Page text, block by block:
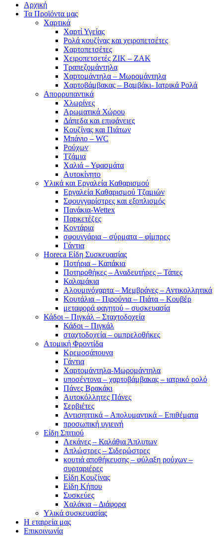
Αρχική
Τα Προϊόντα μας
Χαρτικά
Χαρτί Υγείας
Ρολά κουζίνας και χειροπετσέτες
Χαρτοπετσέτες
Χειροπετσετές ΖΙΚ – ΖΑΚ
Τραπεζομάντηλα
Χαρτομάντηλα – Μωρομάντηλα
Χαρτοβάμβακας – Βαμβάκι- Ιατρικά Ρολά
Απορρυπαντικά
Χλωρίνες
Αρωματικά Χώρου
Δάπεδα και επιφάνειες
Κουζίνας και Πιάτων
Μπάνιο – WC
Ρούχων
Τζάμια
Χαλιά – Υφασμάτα
Αυτοκίνητο
Υλικά και Εργαλεία Καθαρισμού
Εργαλεία Καθαρισμού Τζαμιών
Σφουγγαρίστρες και εξοπλισμός
Πανάκια-Wettex
Παρκετέζες
Κοντάρια
σφουγγάρια – σύρματα – φίμπρες
Γάντια
Horeca Είδη Συσκευασίας
Ποτήρια – Καπάκια
Ποτηροθήκες – Αναδευτήρες – Τάπες
Καλαμάκια
Αλουμινόχαρτα – Μεμβράνες – Αντικολλητικά
Κουτάλια – Πιρούνια – Πιάτα – Κουβέρ
μεταφορά φαγητού – συσκευασία
Κάδοι – Πιγκάλ – Σταχτοδοχεία
Κάδοι – Πιγκάλ
σταχτοδοχεία – ομπρελοθήκες
Ατομική Φροντίδα
Κρεμοσάπουνα
Γάντια
Χαρτομάντηλα-Μωρομάντηλα
υποσέντονα – χαρτοβάμβακας – ιατρικό ρολό
Πάνες Βρακάκι
Αυτοκόλλητες Πάνες
Σερβιέτες
Αντισηπτικά – Απολυμαντικά – Επιθέματα
προσωπική υγιεινή
Είδη Σπιτιού
Λεκάνες – Καλάθια Άπλυτων
Απλώστρες – Σιδερώστρες
κουτιά αποθήκευσης – φύλαξη ρούχων –
συρταριέρες
Είδη Κουζίνας
Είδη Κήπου
Συσκεύες
Χαλάκια – Διάφορα
Yλικά συσκευασίας
Η εταιρεία μας
Επικοινωνία